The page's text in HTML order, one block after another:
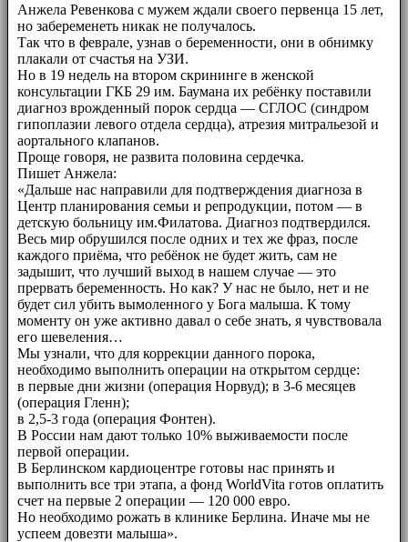
Анжела Ревенкова с мужем ждали своего первенца 15 лет,
но забеременеть никак не получалось.
Так что в феврале, узнав о беременности, они в обнимку
плакали от счастья на УЗИ.
Но в 19 недель на втором скрининге в женской
консультации ГКБ 29 им. Баумана их ребёнку поставили
диагноз врожденный порок сердца — СГЛОС (синдром
гипоплазии левого отдела сердца), атрезия митральезой и
аортального клапанов.
Проще говоря, не развита половина сердечка.
Пишет Анжела:
«Дальше нас направили для подтверждения диагноза в
Центр планирования семьи и репродукции, потом — в
детскую больницу им.Филатова. Диагноз подтвердился.
Весь мир обрушился после одних и тех же фраз, после
каждого приёма, что ребёнок не будет жить, сам не
задышит, что лучший выход в нашем случае — это
прервать беременность. Но как? У нас не было, нет и не
будет сил убить вымоленного у Бога малыша. К тому
моменту он уже активно давал о себе знать, я чувствовала
его шевеления…
Мы узнали, что для коррекции данного порока,
необходимо выполнить операции на открытом сердце:
в первые дни жизни (операция Норвуд); в 3-6 месяцев
(операция Гленн);
в 2,5-3 года (операция Фонтен).
В России нам дают только 10% выживаемости после
первой операции.
В Берлинском кардиоцентре готовы нас принять и
выполнить все три этапа, а фонд WorldVita готов оплатить
счет на первые 2 операции — 120 000 евро.
Но необходимо рожать в клинике Берлина. Иначе мы не
успеем довезти малыша».